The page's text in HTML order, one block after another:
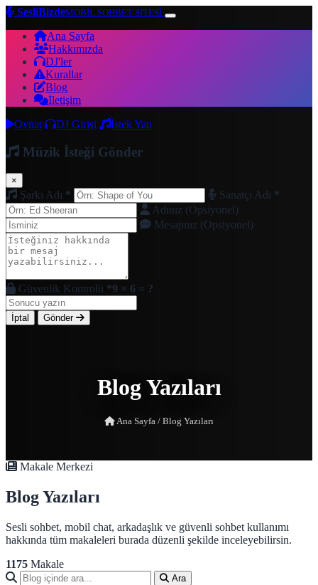
SesliBizdeMOBİL SOHBET SİTESİ
Ana Sayfa
Hakkımızda
DJ'ler
Kurallar
Blog
İletişim
Oynat
DJ Girişi İstek Yap
Müzik İsteği Gönder
×
Şarkı Adı * Sanatçı Adı *
Adınız (Opsiyonel)
Mesajınız (Opsiyonel)
Güvenlik Kontrolü *9 × 6 = ?
İptal Gönder
Blog Yazıları
Ana Sayfa / Blog Yazıları
Makale Merkezi
Blog Yazıları
Sesli sohbet, mobil chat, arkadaşlık ve güvenli sohbet kullanımı
hakkında tüm makaleleri burada düzenli şekilde inceleyebilirsin.
1175 Makale
Ara